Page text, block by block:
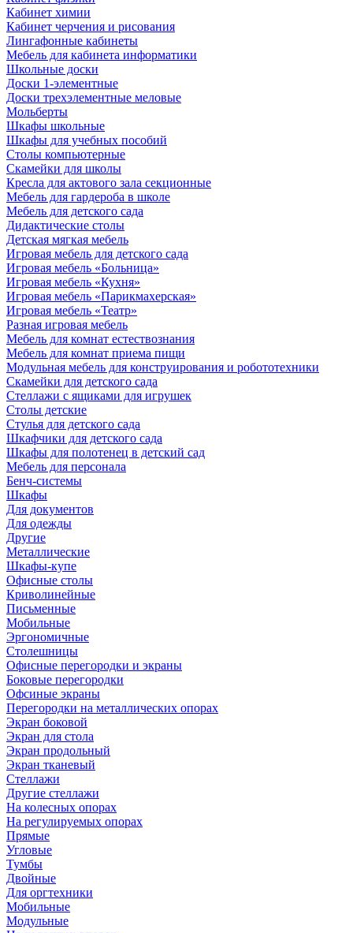
Кабинет химии
Кабинет черчения и рисования
Лингафонные кабинеты
Мебель для кабинета информатики
Школьные доски
Доски 1-элементные
Доски трехэлементные меловые
Мольберты
Шкафы школьные
Шкафы для учебных пособий
Столы компьютерные
Скамейки для школы
Кресла для актового зала секционные
Мебель для гардероба в школе
Мебель для детского сада
Дидактические столы
Детская мягкая мебель
Игровая мебель для детского сада
Игровая мебель «Больница»
Игровая мебель «Кухня»
Игровая мебель «Парикмахерская»
Игровая мебель «Театр»
Разная игровая мебель
Мебель для комнат естествознания
Мебель для комнат приема пищи
Модульная мебель для конструирования и робототехники
Скамейки для детского сада
Стеллажи с ящиками для игрушек
Столы детские
Стулья для детского сада
Шкафчики для детского сада
Шкафы для полотенец в детский сад
Мебель для персонала
Бенч-системы
Шкафы
Для документов
Для одежды
Другие
Металлические
Шкафы-купе
Офисные столы
Криволинейные
Письменные
Мобильные
Эргономичные
Столешницы
Офисные перегородки и экраны
Боковые перегородки
Офсиные экраны
Перегородки на металлических опорах
Экран боковой
Экран для стола
Экран продольный
Экран тканевый
Стеллажи
Другие стеллажи
На колесных опорах
На регулируемых опорах
Прямые
Угловые
Тумбы
Двойные
Для оргтехники
Мобильные
Модульные